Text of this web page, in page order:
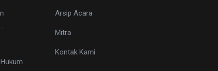
Arsip Acara
Mitra
Kontak Kami